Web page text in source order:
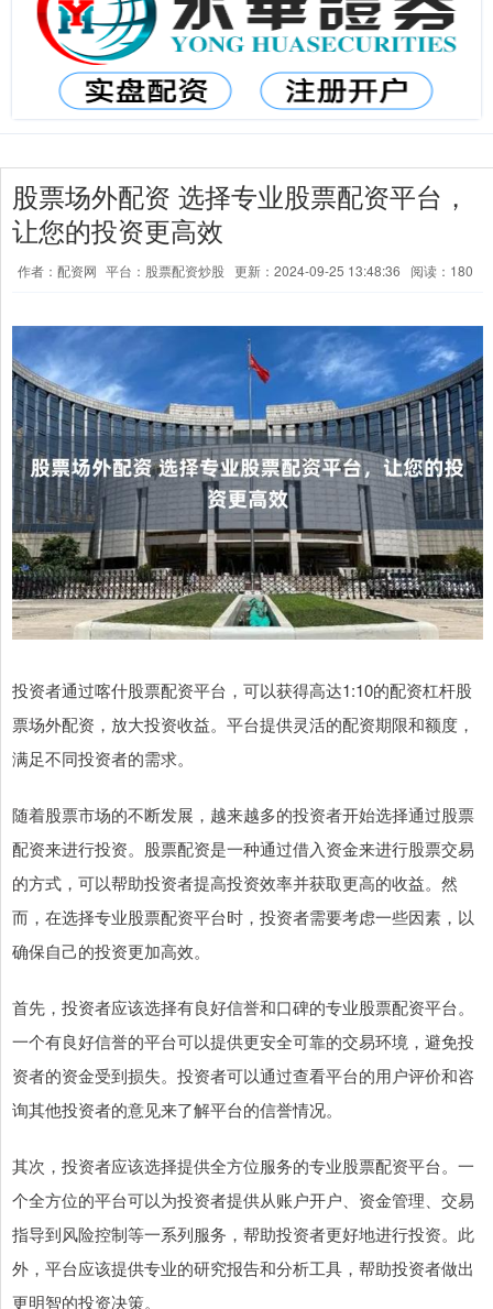
股票场外配资 选择专业股票配资平台，
让您的投资更高效
作者：配资网 平台：股票配资炒股 更新：2024-09-25 13:48:36 阅读：180
投资者通过喀什股票配资平台，可以获得高达1:10的配资杠杆股
票场外配资，放大投资收益。平台提供灵活的配资期限和额度，
满足不同投资者的需求。
随着股票市场的不断发展，越来越多的投资者开始选择通过股票
配资来进行投资。股票配资是一种通过借入资金来进行股票交易
的方式，可以帮助投资者提高投资效率并获取更高的收益。然
而，在选择专业股票配资平台时，投资者需要考虑一些因素，以
确保自己的投资更加高效。
首先，投资者应该选择有良好信誉和口碑的专业股票配资平台。
一个有良好信誉的平台可以提供更安全可靠的交易环境，避免投
资者的资金受到损失。投资者可以通过查看平台的用户评价和咨
询其他投资者的意见来了解平台的信誉情况。
其次，投资者应该选择提供全方位服务的专业股票配资平台。一
个全方位的平台可以为投资者提供从账户开户、资金管理、交易
指导到风险控制等一系列服务，帮助投资者更好地进行投资。此
外，平台应该提供专业的研究报告和分析工具，帮助投资者做出
更明智的投资决策。